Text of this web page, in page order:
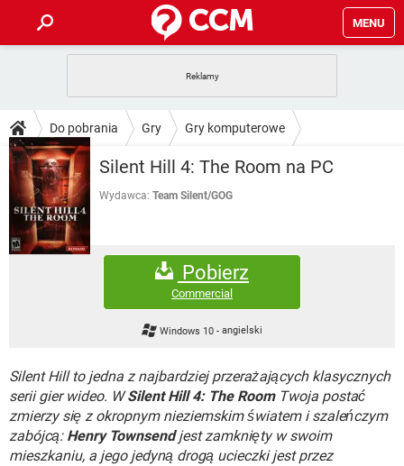
MENU
GRY WHATSAPP
SPOTIFY NETFLIX
INSTAGRAM FACEBOOK
WINDOWS 10
PORADY
PlayStation
GRY
SPOTIFY
INSTAGRAM
DO POBRANIA
ANDROID TIKTOK
GRY
IOS NETFLIX
FACEBOOK
FORUM
COVID-19
WHATSAPP
NETFLIX
FACEBOOK
ARTYKUŁY
TIKTOK
INSTAGRAM FACEBOOK
WINDOWS 10
Do pobrania Gry Gry komputerowe
Silent Hill 4: The Room na PC
Wydawca: Team Silent/GOG
Pobierz
Commercial
Windows 10-angielski
Silent Hill to jedna z najbardziej przerażających klasycznych
serii gier wideo. WSilent Hill 4: The RoomTwoja postać
zmierzy się z okropnym nieziemskim światem i szaleńczym
zabójcą: Henry Townsendjest zamknięty w swoim
mieszkaniu, a jego jedyną drogą ucieczki jest przez